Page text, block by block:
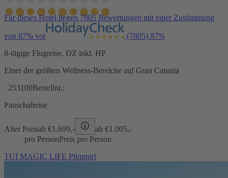
Für dieses Hotel liegen 7805 Bewertungen mit einer Zustimmung
von 87% vor (7805) 87%
8-tägige Flugreise, DZ inkl. HP
Einer der größten Wellness-Bereiche auf Gran Canaria
253100Bestellnr.:
Pauschalreise
Alter Preisab €1.699,- ab €1.005,-
pro PersonPreis pro Person
TUI MAGIC LIFE Plimmiri